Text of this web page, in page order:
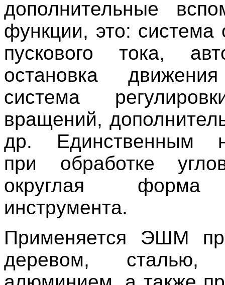
дополнительные
функции, это: система
пускового тока,
остановка
система
вращений,
др. Единственным
при обработке
округлая
инструмента.
Применяется ЭШМ
деревом, сталью,